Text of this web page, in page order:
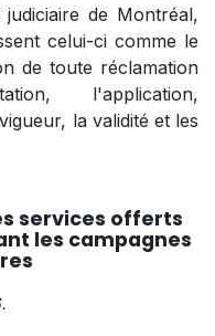
de Montréal,
celui-ci comme le
de toute réclamation
l'application,
la validité et les
services offerts
les campagnes